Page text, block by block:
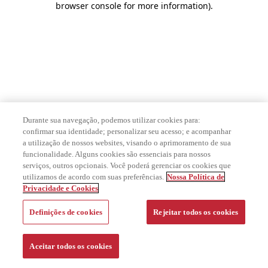
browser console for more information).
Durante sua navegação, podemos utilizar cookies para:
confirmar sua identidade; personalizar seu acesso; e acompanhar
a utilização de nossos websites, visando o aprimoramento de sua
funcionalidade. Alguns cookies são essenciais para nossos
serviços, outros opcionais. Você poderá gerenciar os cookies que
utilizamos de acordo com suas preferências. Nossa Política de
Privacidade e Cookies
Definições de cookies Rejeitar todos os cookies
Aceitar todos os cookies